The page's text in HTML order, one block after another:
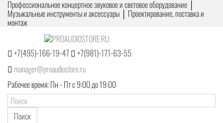
Профессиональное концертное звуковое и световое оборудование │
Музыкальные инструменты и аксессуары │ Проектирование, поставка и
монтаж
+7(495)-166-19-47
+7(981)-171-63-55
manager@proaudiostore.ru
Рабочее время: Пн - Пт с 9:00 до 19:00
Поиск